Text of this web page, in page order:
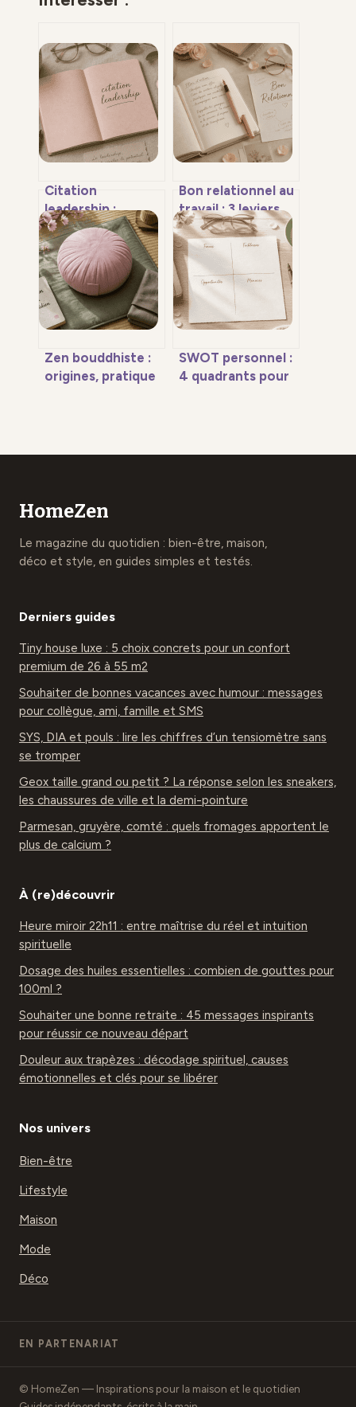
Citation
leadership :
trouver les mots
justes pour
fédérer sans
imposer
Bon relationnel au
travail : 3 leviers
pour transformer
vos interactions
en atouts de
carrière
Zen bouddhiste :
origines, pratique
SWOT personnel :
4 quadrants pour
HomeZen
Le magazine du quotidien : bien-être, maison,
déco et style, en guides simples et testés.
Derniers guides
Tiny house luxe : 5 choix concrets pour un confort
premium de 26 à 55 m2
Souhaiter de bonnes vacances avec humour : messages
pour collègue, ami, famille et SMS
SYS, DIA et pouls : lire les chiffres d’un tensiomètre sans
se tromper
Geox taille grand ou petit ? La réponse selon les sneakers,
les chaussures de ville et la demi-pointure
Parmesan, gruyère, comté : quels fromages apportent le
plus de calcium ?
À (re)découvrir
Heure miroir 22h11 : entre maîtrise du réel et intuition
spirituelle
Dosage des huiles essentielles : combien de gouttes pour
100ml ?
Souhaiter une bonne retraite : 45 messages inspirants
pour réussir ce nouveau départ
Douleur aux trapèzes : décodage spirituel, causes
émotionnelles et clés pour se libérer
Nos univers
Bien-être
Lifestyle
Maison
Mode
Déco
EN PARTENARIAT
© HomeZen — Inspirations pour la maison et le quotidien